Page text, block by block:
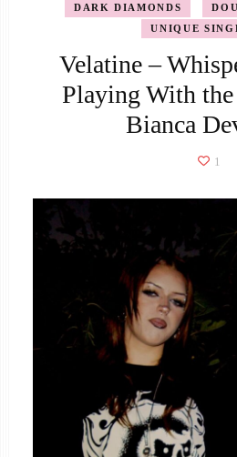
DARK DIAMONDS
UNIQUE
Velatine –
Playing With
Bianca
1